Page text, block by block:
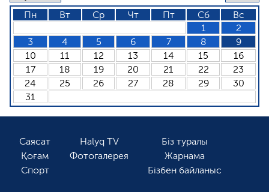
Пн Вт Ср Чт Пт Сб
Вс
1
2
3
4 5 6 7 8
9
10
11 12 13 14 15
16
17
18 19 20 21 22
23
24
25 26 27 28 29
30
31
Саясат
Қоғам
Спорт
Halyq TV
Фотогалерея
Біз туралы
Жарнама
Бізбен байланыс